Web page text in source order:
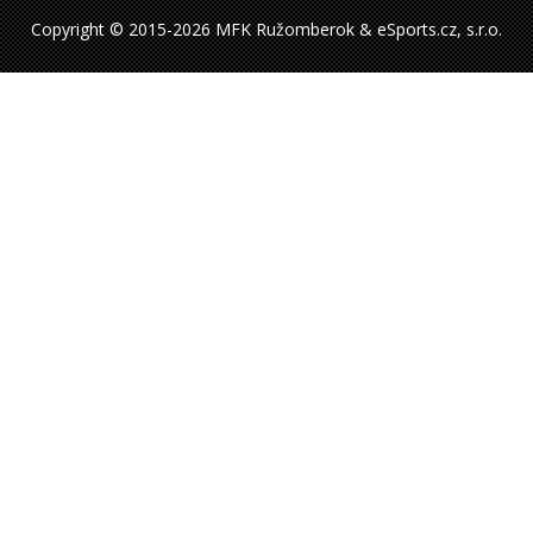
Copyright © 2015-2026 MFK Ružomberok & eSports.cz, s.r.o.